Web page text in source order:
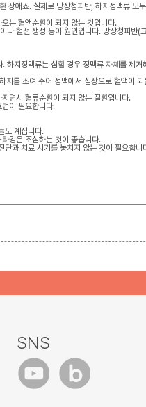
장애죠. 실제로 망상청피반, 하지정맥류 모
는 혈액순환이 되지 않는 것입니다.
나 혈전 생성 등이 원인입니다. 망상청피반(
지정맥류는 심할 경우 정맥류 자체를 제거
를 조여 주어 정맥에서 심장으로 혈액이
면서 혈류순환이 되지 않는 질환입니다.
이 필요합니다.
도 계십니다.
킹은 조심하는 것이 좋습니다.
단과 치료 시기를 놓치지 않는 것이 필요합니
SNS